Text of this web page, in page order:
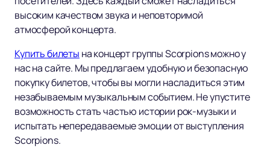
высоким качеством звука и неповторимой
атмосферой концерта.
Купить билеты на концерт группы Scorpions можно у
нас на сайте. Мы предлагаем удобную и безопасную
покупку билетов, чтобы вы могли насладиться этим
незабываемым музыкальным событием. Не упустите
возможность стать частью истории рок-музыки и
испытать непередаваемые эмоции от выступления
Scorpions.